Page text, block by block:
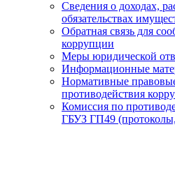
Сведения о доходах,
обязательствах
Обратная связь для
коррупции
Меры юридической
Информационные
Нормативные
противодействия
Комиссия по
ГБУЗ ГП49